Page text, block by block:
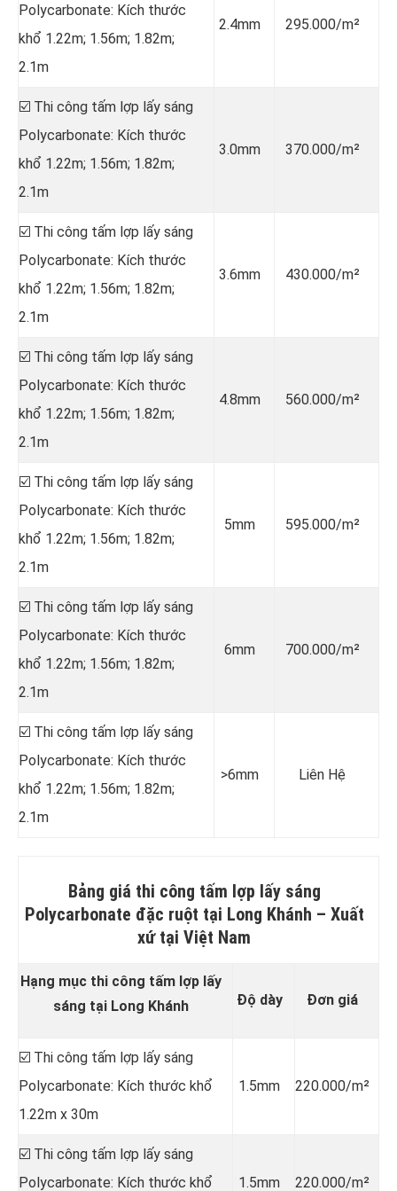
Polycarbonate: Kích thước
khổ 1.22m; 1.56m; 1.82m;
2.1m
2.4mm 295.000/m²
☑️ Thi công tấm lợp lấy sáng
Polycarbonate: Kích thước
khổ 1.22m; 1.56m; 1.82m;
2.1m
3.0mm 370.000/m²
☑️ Thi công tấm lợp lấy sáng
Polycarbonate: Kích thước
khổ 1.22m; 1.56m; 1.82m;
2.1m
3.6mm 430.000/m²
☑️ Thi công tấm lợp lấy sáng
Polycarbonate: Kích thước
khổ 1.22m; 1.56m; 1.82m;
2.1m
4.8mm 560.000/m²
☑️ Thi công tấm lợp lấy sáng
Polycarbonate: Kích thước
khổ 1.22m; 1.56m; 1.82m;
2.1m
5mm 595.000/m²
☑️ Thi công tấm lợp lấy sáng
Polycarbonate: Kích thước
khổ 1.22m; 1.56m; 1.82m;
2.1m
6mm 700.000/m²
☑️ Thi công tấm lợp lấy sáng
Polycarbonate: Kích thước
khổ 1.22m; 1.56m; 1.82m;
2.1m
>6mm Liên Hệ
Bảng giá thi công tấm lợp lấy sáng
Polycarbonate đặc ruột tại Long Khánh – Xuất
xứ tại Việt Nam
Hạng mục thi công tấm lợp lấy
sáng tại Long Khánh
Độ dày Đơn giá
☑️ Thi công tấm lợp lấy sáng
Polycarbonate: Kích thước khổ
1.22m x 30m
1.5mm 220.000/m²
☑️ Thi công tấm lợp lấy sáng
Polycarbonate: Kích thước khổ
1.5mm 220.000/m²